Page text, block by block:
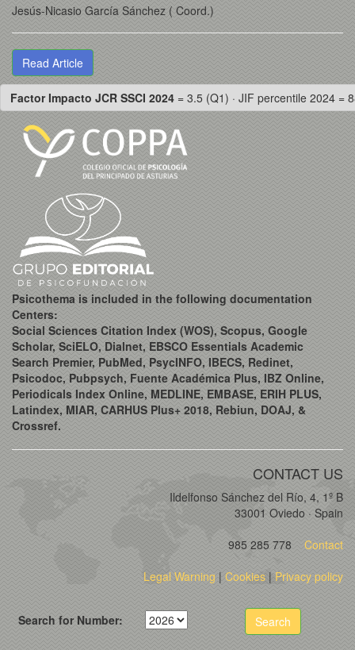
Jesús-Nicasio García Sánchez ( Coord.)
Read Article
Factor Impacto JCR SSCI 2024 = 3.5 (Q1) · JIF percentile 2024 =
Psicothema is included in the following documentation
Centers:
Social Sciences Citation Index (WOS), Scopus, Google
Scholar, SciELO, Dialnet, EBSCO Essentials Academic
Search Premier, PubMed, PsycINFO, IBECS, Redinet,
Psicodoc, Pubpsych, Fuente Académica Plus, IBZ Online,
Periodicals Index Online, MEDLINE, EMBASE, ERIH PLUS,
Latindex, MIAR, CARHUS Plus+ 2018, Rebiun, DOAJ, &
Crossref.
CONTACT US
Ildelfonso Sánchez del Río, 4, 1º B
33001 Oviedo · Spain
985 285 778
Contact
Legal Warning | Cookies |Privacy policy
Search for Number: Search